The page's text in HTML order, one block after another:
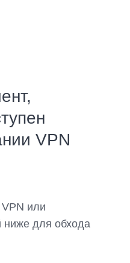
VPN
или
ниже для обхода